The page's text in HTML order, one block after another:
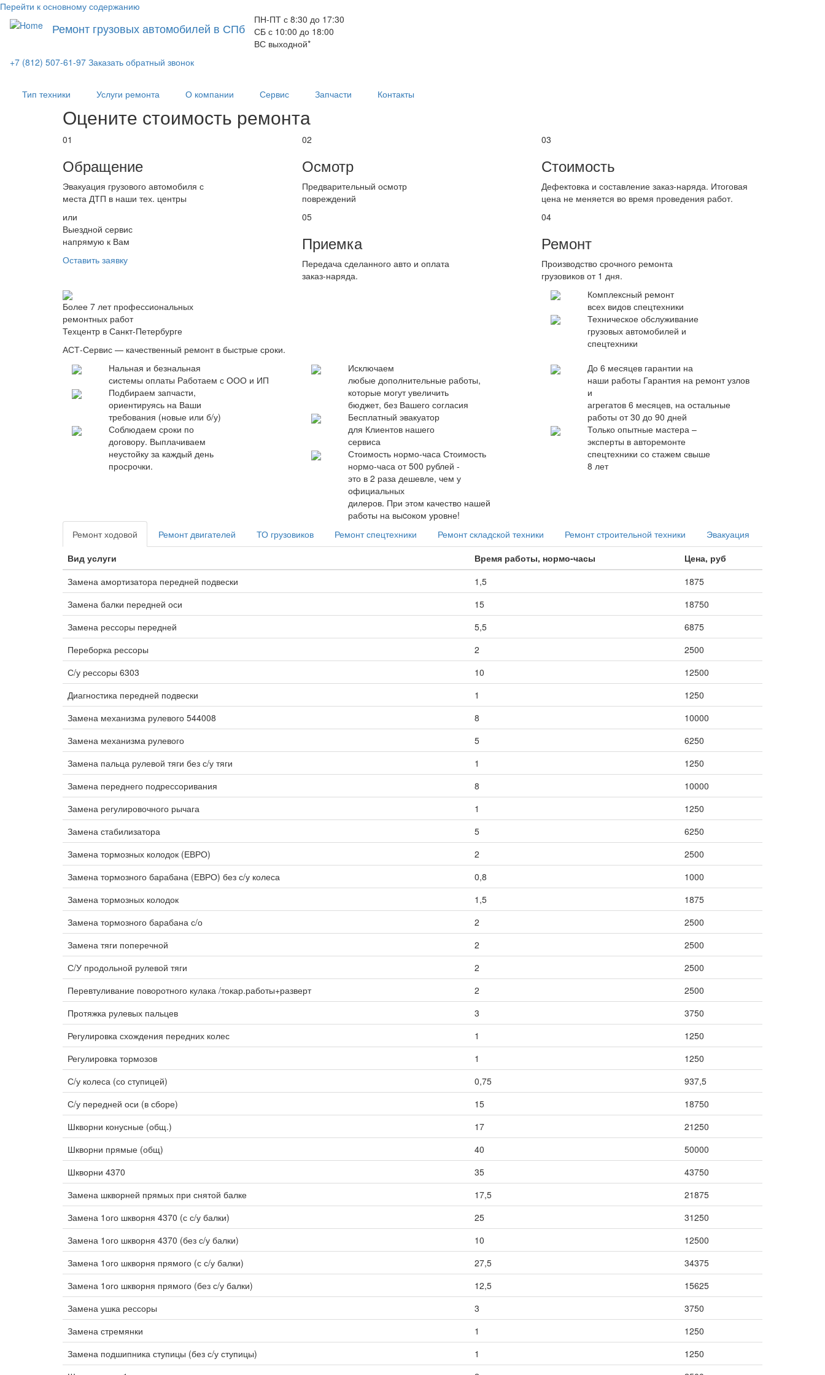
Перейти к основному содержанию
Ремонт грузовых автомобилей в СПб
ПН-ПТ с 8:30 до 17:30
СБ с 10:00 до 18:00
ВС выходной*
+7 (812) 507-61-97 Заказать обратный звонок
Тип техники Услуги ремонта О компании Сервис Запчасти Контакты
Оцените стоимость ремонта
01
Обращение
Эвакуация грузового автомобиля с
места ДТП в наши тех. центры
или
Выездной сервис
напрямую к Вам
Оставить заявку
02
Осмотр
Предварительный осмотр
повреждений
05
Приемка
Передача сделанного авто и оплата
заказ-наряда.
03
Стоимость
Дефектовка и составление заказ-наряда. Итоговая
цена не меняется во время проведения работ.
04
Ремонт
Производство срочного ремонта
грузовиков от 1 дня.
Более 7 лет профессиональных
ремонтных работ
Техцентр в Санкт-Петербурге
АСТ-Сервис — качественный ремонт в быстрые сроки.
Комплексный ремонт
всех видов спецтехники
Техническое обслуживание
грузовых автомобилей и
спецтехники
Нальная и безнальная
системы оплаты Работаем с ООО и ИП
Подбираем запчасти,
ориентируясь на Ваши
требования (новые или б/у)
Соблюдаем сроки по
договору. Выплачиваем
неустойку за каждый день
просрочки.
Исключаем
любые дополнительные работы,
которые могут увеличить
бюджет, без Вашего согласия
Бесплатный эвакуатор
для Клиентов нашего
сервиса
Стоимость нормо-часа Стоимость
нормо-часа от 500 рублей -
это в 2 раза дешевле, чем у
официальных
дилеров. При этом качество нашей
работы на выcоком уровне!
До 6 месяцев гарантии на
наши работы Гарантия на ремонт узлов
и
агрегатов 6 месяцев, на остальные
работы от 30 до 90 дней
Только опытные мастера –
эксперты в авторемонте
спецтехники со стажем свыше
8 лет
Ремонт ходовой Ремонт двигателей ТО грузовиков Ремонт спецтехники Ремонт складской техники Ремонт строительной техники
Эвакуация
Вид услуги
Время работы, нормо-часы
Цена, руб
Замена амортизатора передней подвески
1,5
1875
Замена балки передней оси
15
18750
Замена рессоры передней
5,5
6875
Переборка рессоры
2
2500
С/у рессоры 6303
10
12500
Диагностика передней подвески
1
1250
Замена механизма рулевого 544008
8
10000
Замена механизма рулевого
5
6250
Замена пальца рулевой тяги без с/у тяги
1
1250
Замена переднего подрессоривания
8
10000
Замена регулировочного рычага
1
1250
Замена стабилизатора
5
6250
Замена тормозных колодок (ЕВРО)
2
2500
Замена тормозного барабана (ЕВРО) без с/у колеса
0,8
1000
Замена тормозных колодок
1,5
1875
Замена тормозного барабана с/о
2
2500
Замена тяги поперечной
2
2500
С/У продольной рулевой тяги
2
2500
Перевтуливание поворотного кулака /токар.работы+разверт
2
2500
Протяжка рулевых пальцев
3
3750
Регулировка схождения передних колес
1
1250
Регулировка тормозов
1
1250
С/у колеса (со ступицей)
0,75
937,5
С/у передней оси (в сборе)
15
18750
Шкворни конусные (общ.)
17
21250
Шкворни прямые (общ)
40
50000
Шкворни 4370
35
43750
Замена шкворней прямых при снятой балке
17,5
21875
Замена 1ого шкворня 4370 (с с/у балки)
25
31250
Замена 1ого шкворня 4370 (без с/у балки)
10
12500
Замена 1ого шкворня прямого (с с/у балки)
27,5
34375
Замена 1ого шкворня прямого (без с/у балки)
12,5
15625
Замена ушка рессоры
3
3750
Замена стремянки
1
1250
Замена подшипника ступицы (без с/у ступицы)
1
1250